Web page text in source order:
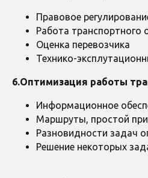
Правовое
Работа транспортного
Оценка перевозчика
Технико-
6.Оптимизация работы
Информационное
Маршруты, простой
Разновидности задач
Решение некоторых